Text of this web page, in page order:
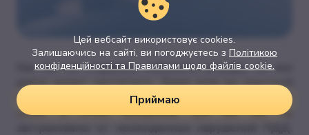
Как бы ни старались избежать штрафа, он все
равно может настигнуть. Даже если вы опытный
водитель, для которого осторожность — не просто
слово, а стиль вождения, все же вы не
Цей вебсайт використовує cookies.
Залишаючись на сайті, ви погоджуєтесь з Політикою
конфіденційності та Правилами щодо файлів cookie.
Приймаю